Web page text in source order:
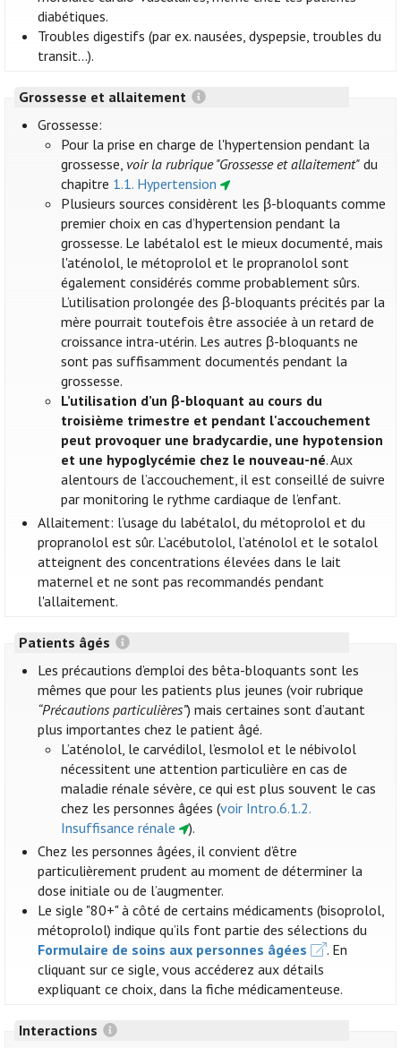
diabétiques.
Troubles digestifs (par ex. nausées, dyspepsie, troubles du
transit…).
Grossesse et allaitement
Grossesse:
Pour la prise en charge de l'hypertension pendant la
grossesse, voir la rubrique "Grossesse et allaitement" du
chapitre 1.1. Hypertension
Plusieurs sources considèrent les β-bloquants comme
premier choix en cas d’hypertension pendant la
grossesse. Le labétalol est le mieux documenté, mais
l'aténolol, le métoprolol et le propranolol sont
également considérés comme probablement sûrs.
L’utilisation prolongée des β-bloquants précités par la
mère pourrait toutefois être associée à un retard de
croissance intra-utérin. Les autres β-bloquants ne
sont pas suffisamment documentés pendant la
grossesse.
L’utilisation d’un β-bloquant au cours du
troisième trimestre et pendant l'accouchement
peut provoquer une bradycardie, une hypotension
et une hypoglycémie chez le nouveau-né. Aux
alentours de l’accouchement, il est conseillé de suivre
par monitoring le rythme cardiaque de l’enfant.
Allaitement: l’usage du labétalol, du métoprolol et du
propranolol est sûr. L’acébutolol, l’aténolol et le sotalol
atteignent des concentrations élevées dans le lait
maternel et ne sont pas recommandés pendant
l'allaitement.
Patients âgés
Les précautions d’emploi des bêta-bloquants sont les
mêmes que pour les patients plus jeunes (voir rubrique
“Précautions particulières”) mais certaines sont d’autant
plus importantes chez le patient âgé.
L’aténolol, le carvédilol, l’esmolol et le nébivolol
nécessitent une attention particulière en cas de
maladie rénale sévère, ce qui est plus souvent le cas
chez les personnes âgées (voir Intro.6.1.2.
Insuffisance rénale
).
Chez les personnes âgées, il convient d’être
particulièrement prudent au moment de déterminer la
dose initiale ou de l’augmenter.
Le sigle "80+" à côté de certains médicaments (bisoprolol,
métoprolol) indique qu’ils font partie des sélections du
Formulaire de soins aux personnes âgées
. En
cliquant sur ce sigle, vous accéderez aux détails
expliquant ce choix, dans la fiche médicamenteuse.
Interactions